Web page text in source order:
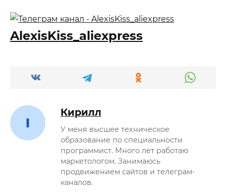
AlexisKiss_aliexpress
Кирилл
У меня высшее техническое
образование по специальности
программист. Много лет работаю
маркетологом. Занимаюсь
продвижением сайтов и телеграм-
каналов.